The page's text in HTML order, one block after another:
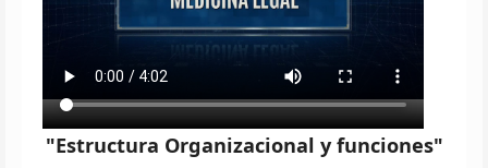
"Estructura Organizacional y funciones"